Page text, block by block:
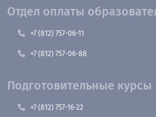
Отдел оплаты
+7 (812) 757-06-11
+7 (812) 757-06-88
Подготовительные курсы
+7 (812) 757-16-22